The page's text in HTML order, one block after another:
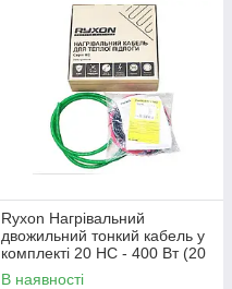
Ryxon Нагрівальний
двожильний тонкий кабель у
комплекті 20 HC - 400 Вт (20
м)
В наявності